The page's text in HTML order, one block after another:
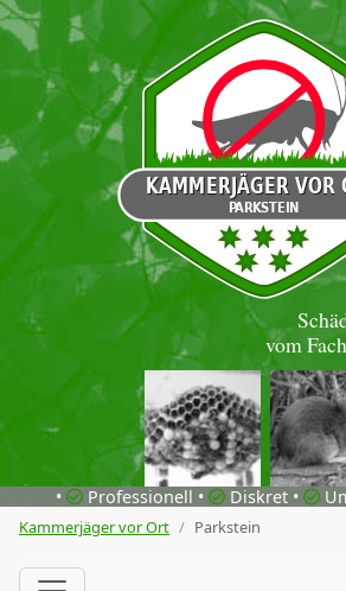
vom
• Professionell • Diskret •
Kammerjäger vor Ort Parkstein